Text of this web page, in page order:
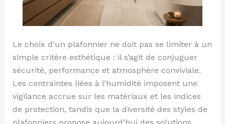
Le choix d’un plafonnier ne doit pas se limiter à un
simple critère esthétique : il s’agit de conjuguer
sécurité, performance et atmosphère conviviale.
Les contraintes liées à l’humidité imposent une
vigilance accrue sur les matériaux et les indices
de protection, tandis que la diversité des styles de